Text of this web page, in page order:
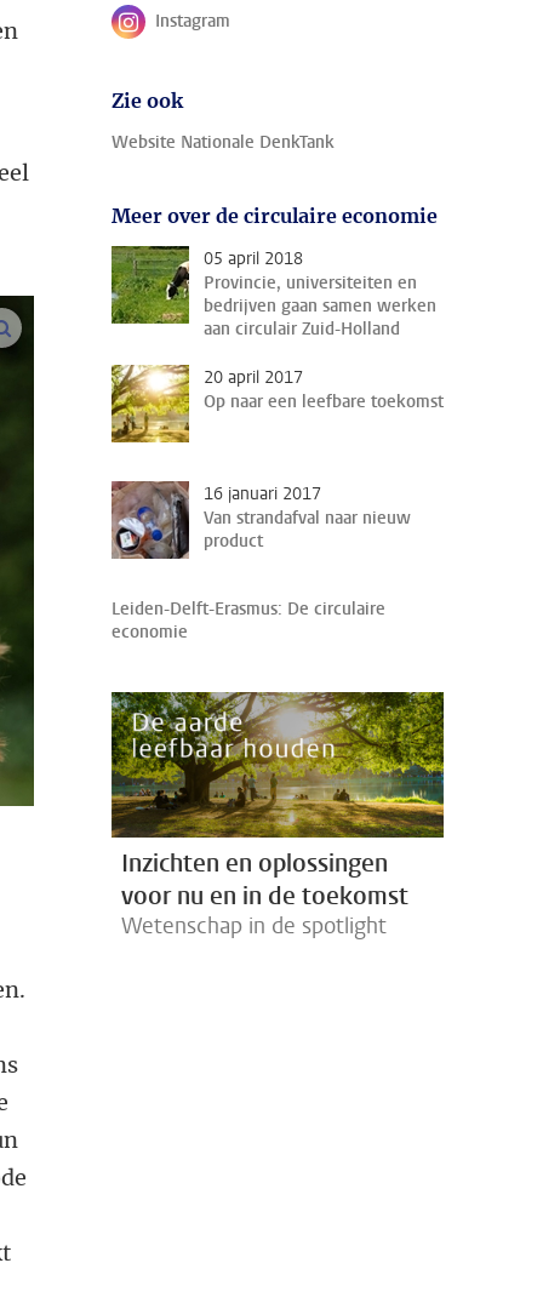
vergroot afbeeldingen
Volg ons op
Instagram
Zie ook
Website Nationale DenkTank
Meer over de circulaire economie
05 april 2018
Provincie, universiteiten en
bedrijven gaan samen werken
aan circulair Zuid-Holland
20 april 2017
Op naar een leefbare toekomst
16 januari 2017
Van strandafval naar nieuw
product
Leiden-Delft-Erasmus: De circulaire
economie
Inzichten en oplossingen
voor nu en in de toekomst
Wetenschap in de spotlight